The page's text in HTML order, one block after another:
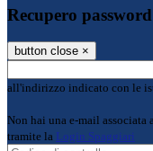
Recupero password
button close ×
all'indirizzo indicato con le
Non hai una e-mail associata
tramite la Login Spaggiari